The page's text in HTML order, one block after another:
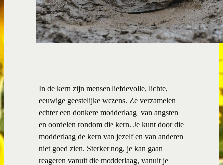
In de kern zijn mensen liefdevolle, lichte,
eeuwige geestelijke wezens. Ze verzamelen
echter een donkere modderlaag van angsten
en oordelen rondom die kern. Je kunt door die
modderlaag de kern van jezelf en van anderen
niet goed zien. Sterker nog, je kan gaan
reageren vanuit die modderlaag, vanuit je